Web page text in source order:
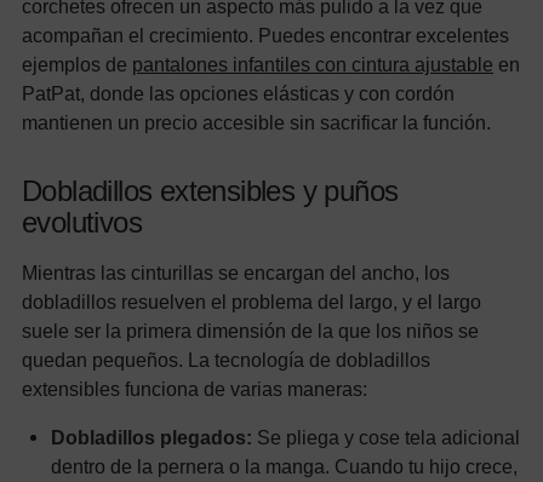
corchetes ofrecen un aspecto más pulido a la vez que
acompañan el crecimiento. Puedes encontrar excelentes
ejemplos de pantalones infantiles con cintura ajustable en
PatPat, donde las opciones elásticas y con cordón
mantienen un precio accesible sin sacrificar la función.
Dobladillos extensibles y puños
evolutivos
Mientras las cinturillas se encargan del ancho, los
dobladillos resuelven el problema del largo, y el largo
suele ser la primera dimensión de la que los niños se
quedan pequeños. La tecnología de dobladillos
extensibles funciona de varias maneras:
Dobladillos plegados: Se pliega y cose tela adicional
dentro de la pernera o la manga. Cuando tu hijo crece,